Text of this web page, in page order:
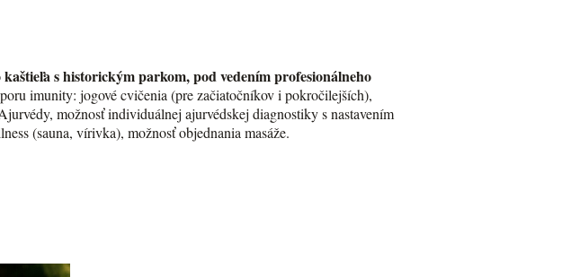
s historickým parkom, pod vedením profesionálneho
imunity: jogové cvičenia (pre začiatočníkov i pokročilejších),
možnosť individuálnej ajurvédskej diagnostiky s nastavením
(sauna, vírivka), možnosť objednania masáže.